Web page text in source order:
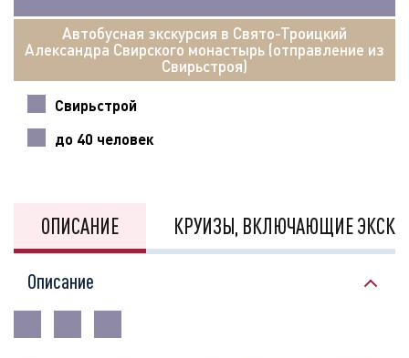
Автобусная экскурсия в Свято-Троицкий
Александра Свирского монастырь (отправление из
Свирьстроя)
Свирьстрой
до 40 человек
ОПИСАНИЕ КРУИЗЫ, ВКЛЮЧАЮЩИЕ
Описание